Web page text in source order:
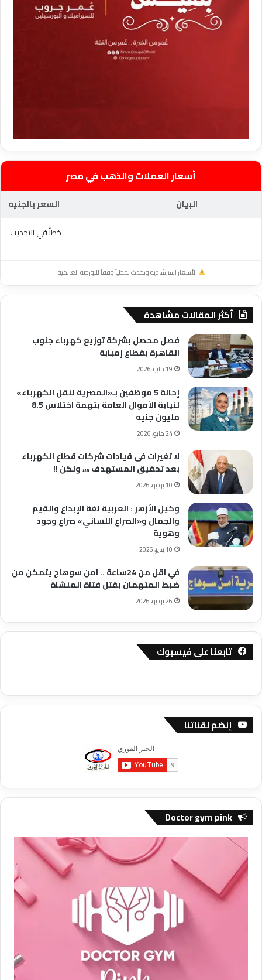
أسعار العملات والذهب في مصر
البيان
السعر بالجنيه
خطأ في التحديث
الأسعار استرشادية وتحدث لحظياً وفقاً للبورصة العالمية.
أكثر المقالات مشاهدة
فصل محصل بشركة توزيع كهرباء جنوب
القاهرة بقطاع إمبابة
19 مايو، 2026
إحالة 5 موظفين بـ«المصرية لنقل الكهرباء»
لنيابة الأموال العامة بتهمة اختلاس 8.5
مليون جنيه
24 مايو، 2026
لا تغيرات فى قيادات شركات قطاع الكهرباء
بعد تحقيق المستهدف ،،،، ولكن !!
10 يوليو، 2026
وكيل الأزهر : العربية لغة الإبداع والقيم
والجمال و«الصراع اللساني» صراع وجود
وهوية
10 يناير، 2026
في اقل من 24ساعة .. امن سوهاج يتمكن من
ضبط المتهمان بقتل فتاة المنشاة
26 يوليو، 2026
تابعنا على فيسبوك
إنضم لقناتنا
Doctor gym pink